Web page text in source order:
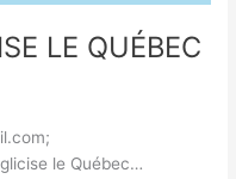
LE QUÉBEC
le Québec…